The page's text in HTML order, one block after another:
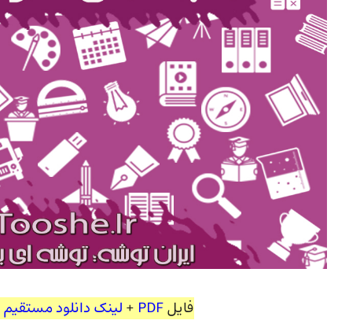
فایلPDF
+ لینک دانلود مستقیم